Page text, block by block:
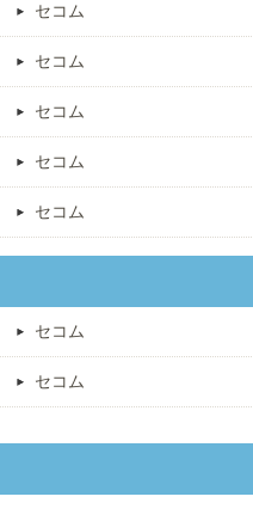
セコム
セコム
セコム
セコム
セコム
セコム
セコム